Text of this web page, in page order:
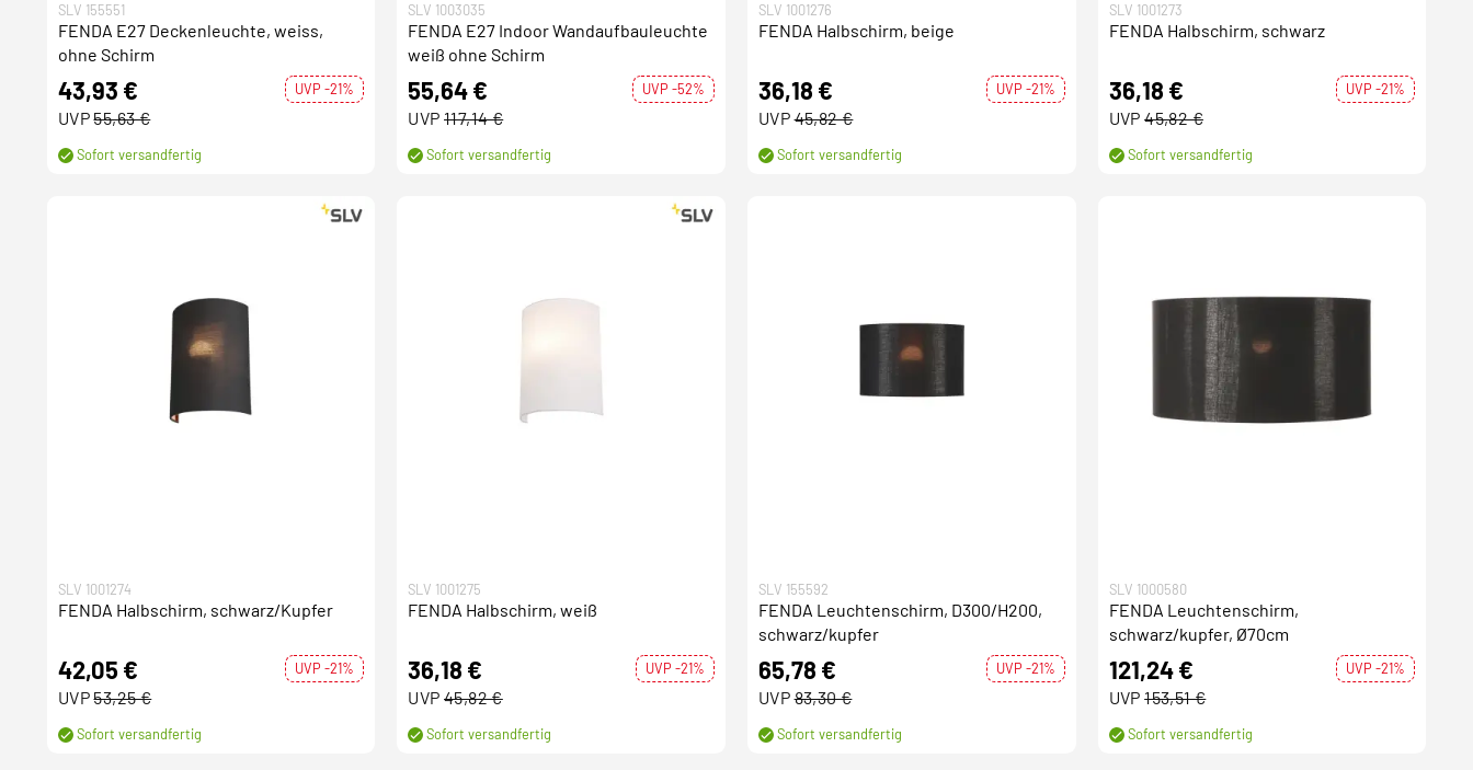
SLV 155551
FENDA E27 Deckenleuchte, weiss,
ohne Schirm
43,93 € UVP -21%
UVP55,63 €
Sofort versandfertig
SLV 1003035
FENDA E27 Indoor Wandaufbauleuchte
weiß ohne Schirm
55,64 € UVP -52%
UVP 117,14 €
Sofort versandfertig
SLV 1001276
FENDA Halbschirm, beige
36,18 € UVP -21%
UVP45,82 €
Sofort versandfertig
SLV 1001273
FENDA Halbschirm, schwarz
36,18 € UVP -21%
UVP 45,82 €
Sofort versandfertig
SLV 1001274
FENDA Halbschirm, schwarz/Kupfer
42,05 € UVP -21%
UVP53,25 €
Sofort versandfertig
SLV 1001275
FENDA Halbschirm, weiß
36,18 € UVP -21%
UVP 45,82 €
Sofort versandfertig
SLV 155592
FENDA Leuchtenschirm, D300/H200,
schwarz/kupfer
65,78 € UVP -21%
UVP83,30 €
Sofort versandfertig
SLV 1000580
FENDA Leuchtenschirm,
schwarz/kupfer, Ø70cm
121,24 € UVP -21%
UVP 153,51 €
Sofort versandfertig